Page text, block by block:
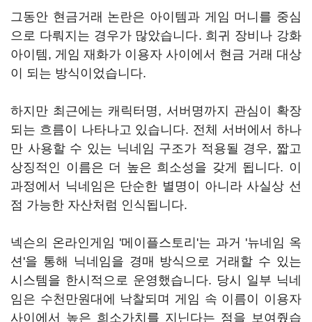
그동안 현금거래 논란은 아이템과 게임 머니를 중심
으로 다뤄지는 경우가 많았습니다. 희귀 장비나 강화
아이템, 게임 재화가 이용자 사이에서 현금 거래 대상
이 되는 방식이었습니다.
하지만 최근에는 캐릭터명, 서버명까지 관심이 확장
되는 흐름이 나타나고 있습니다. 전체 서버에서 하나
만 사용할 수 있는 닉네임 구조가 적용될 경우, 짧고
상징적인 이름은 더 높은 희소성을 갖게 됩니다. 이
과정에서 닉네임은 단순한 별명이 아니라 사실상 선
점 가능한 자산처럼 인식됩니다.
넥슨의 온라인게임 '메이플스토리'는 과거 '뉴네임 옥
션'을 통해 닉네임을 경매 방식으로 거래할 수 있는
시스템을 한시적으로 운영했습니다. 당시 일부 닉네
임은 수천만원대에 낙찰되며 게임 속 이름이 이용자
사이에서 높은 희소가치를 지닌다는 점을 보여줬습